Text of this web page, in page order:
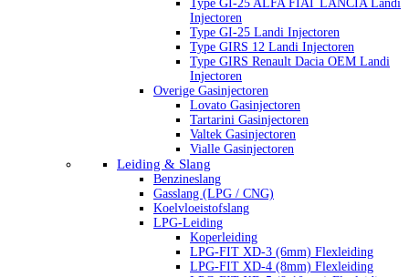
Type GI-25 ALFA FIAT LANCIA Landi
Injectoren
Type GI-25 Landi Injectoren
Type GIRS 12 Landi Injectoren
Type GIRS Renault Dacia OEM Landi
Injectoren
Overige Gasinjectoren
Lovato Gasinjectoren
Tartarini Gasinjectoren
Valtek Gasinjectoren
Vialle Gasinjectoren
Leiding & Slang
Benzineslang
Gasslang (LPG / CNG)
Koelvloeistofslang
LPG-Leiding
Koperleiding
LPG-FIT XD-3 (6mm) Flexleiding
LPG-FIT XD-4 (8mm) Flexleiding